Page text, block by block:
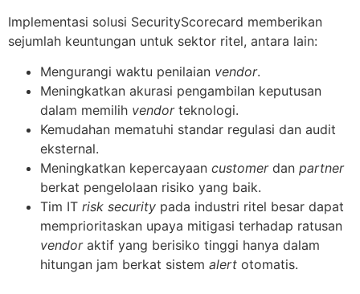
Implementasi solusi SecurityScorecard memberikan
sejumlah keuntungan untuk sektor ritel, antara lain:
Mengurangi waktu penilaian vendor.
Meningkatkan akurasi pengambilan keputusan
dalam memilih vendor teknologi.
Kemudahan mematuhi standar regulasi dan audit
eksternal.
Meningkatkan kepercayaan customer dan partner
berkat pengelolaan risiko yang baik.
Tim IT risk security pada industri ritel besar dapat
memprioritaskan upaya mitigasi terhadap ratusan
vendor aktif yang berisiko tinggi hanya dalam
hitungan jam berkat sistem alert otomatis.